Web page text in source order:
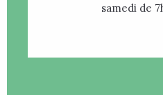
samedi de